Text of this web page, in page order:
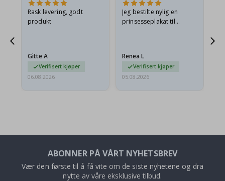
Rask levering, godt
produkt
Gitte A
Verifisert kjøper
06.08.2026
Jeg bestilte nylig en
prinsesseplakat til
e-post…
Renea L
Verifisert kjøper
05.08.2026
ABONNER PÅ VÅRT NYHETSBREV
Vær den første til å få vite om de siste nyhetene og dra
nytte av våre eksklusive tilbud.